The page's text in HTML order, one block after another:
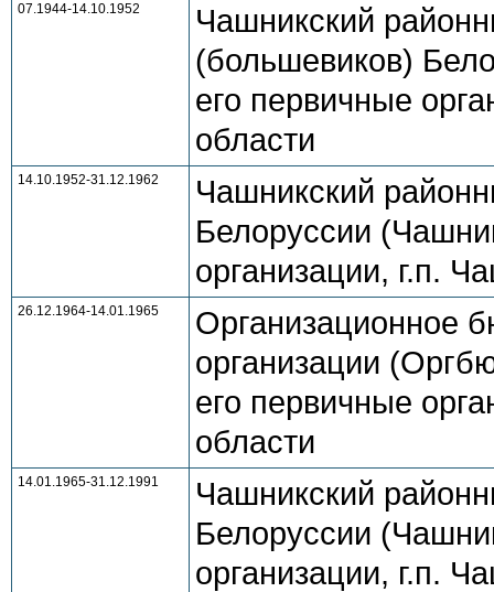
07.1944-14.10.1952
Чашникский
(большевиков)
его первичные
области
14.10.1952-31.12.1962
Чашникский
Белоруссии
организации, г.п.
26.12.1964-14.01.1965
Организационное
организации
его первичные
области
14.01.1965-31.12.1991
Чашникский
Белоруссии
организации, г.п.